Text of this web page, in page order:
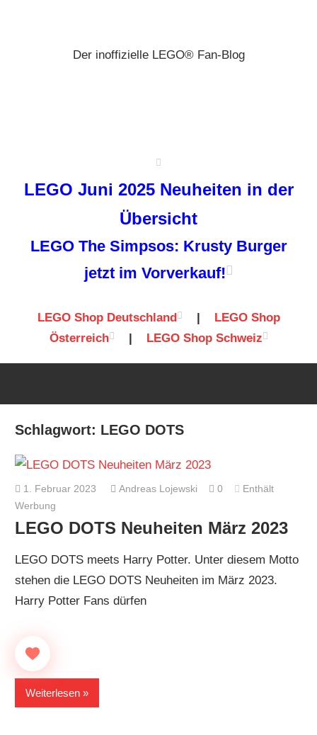
Der inoffizielle LEGO® Fan-Blog
LEGO Juni 2025 Neuheiten in der
Übersicht
LEGO The Simpsos: Krusty Burger
jetzt im Vorverkauf!
LEGO Shop Deutschland | LEGO Shop
Österreich
| LEGO Shop Schweiz
Schlagwort: LEGO DOTS
1. Februar 2023 Andreas Lojewski 0
Enthält
Werbung
LEGO DOTS Neuheiten März 2023
LEGO DOTS meets Harry Potter. Unter diesem Motto
stehen die LEGO DOTS Neuheiten im März 2023.
Harry Potter Fans dürfen
Weiterlesen